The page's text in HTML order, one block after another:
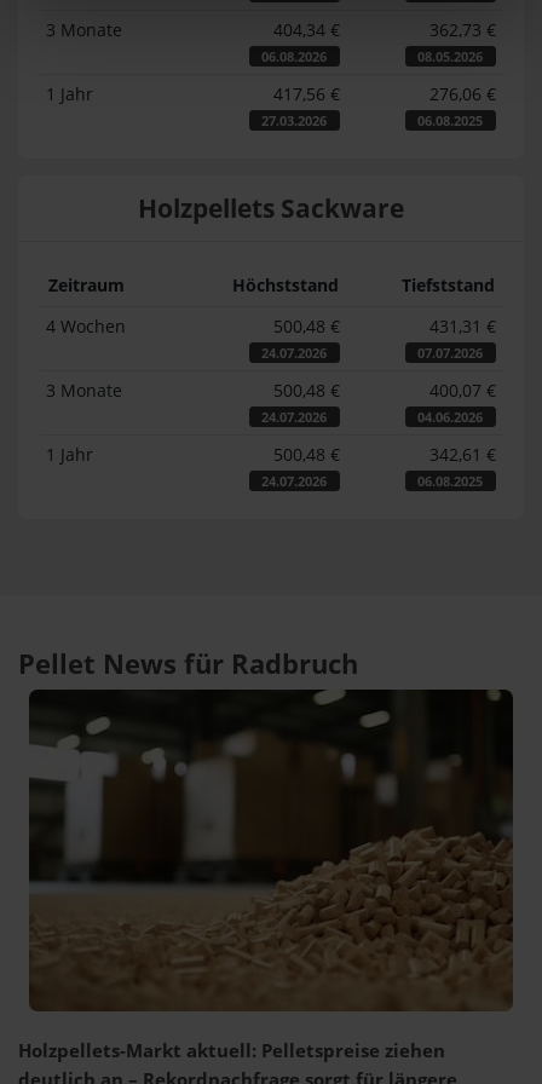
3 Monate 404,34 €
06.08.2026
362,73 €
08.05.2026
1 Jahr 417,56 €
27.03.2026
276,06 €
06.08.2025
Holzpellets Sackware
Zeitraum Höchststand
Tiefststand
4 Wochen
500,48 €
24.07.2026
431,31 €
07.07.2026
3 Monate 500,48 €
24.07.2026
400,07 €
04.06.2026
1 Jahr 500,48 €
24.07.2026
342,61 €
06.08.2025
Pellet News für Radbruch
Holzpellets-Markt aktuell: Pelletspreise ziehen